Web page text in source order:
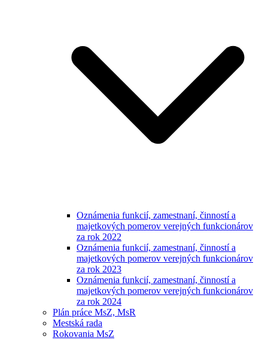
Oznámenia funkcií, zamestnaní, činností a
majetkových pomerov verejných funkcionárov
za rok 2022
Oznámenia funkcií, zamestnaní, činností a
majetkových pomerov verejných funkcionárov
za rok 2023
Oznámenia funkcií, zamestnaní, činností a
majetkových pomerov verejných funkcionárov
za rok 2024
Plán práce MsZ, MsR
Mestská rada
Rokovania MsZ